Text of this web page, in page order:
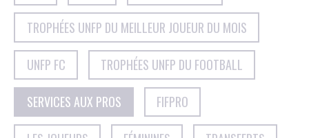
TROPHÉES UNFP DU MEILLEUR JOUEUR DU MOIS
UNFP FC TROPHÉES UNFP DU FOOTBALL
SERVICES AUX PROS FIFPRO